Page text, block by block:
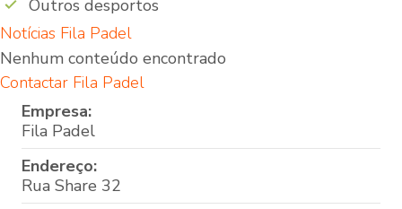
Outros desportos
Notícias Fila Padel
Nenhum conteúdo encontrado
Contactar Fila Padel
Empresa:
Fila Padel
Endereço:
Rua Share 32